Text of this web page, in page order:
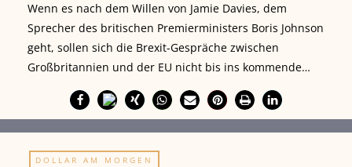
Wenn es nach dem Willen von Jamie Davies, dem
Sprecher des britischen Premierministers Boris Johnson
geht, sollen sich die Brexit-Gespräche zwischen
Großbritannien und der EU nicht bis ins kommende…
DOLLAR AM MORGEN